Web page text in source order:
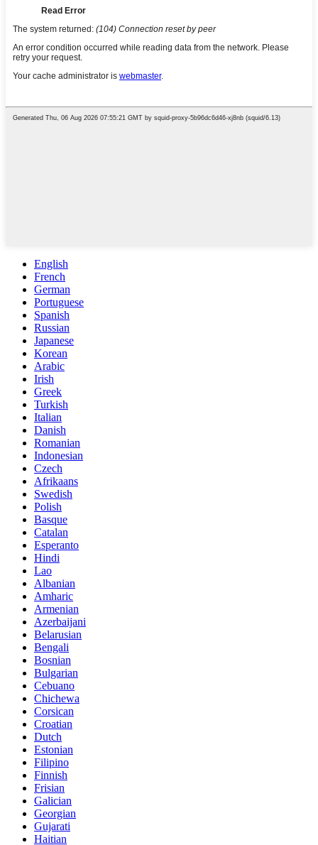
English
French
German
Portuguese
Spanish
Russian
Japanese
Korean
Arabic
Irish
Greek
Turkish
Italian
Danish
Romanian
Indonesian
Czech
Afrikaans
Swedish
Polish
Basque
Catalan
Esperanto
Hindi
Lao
Albanian
Amharic
Armenian
Azerbaijani
Belarusian
Bengali
Bosnian
Bulgarian
Cebuano
Chichewa
Corsican
Croatian
Dutch
Estonian
Filipino
Finnish
Frisian
Galician
Georgian
Gujarati
Haitian